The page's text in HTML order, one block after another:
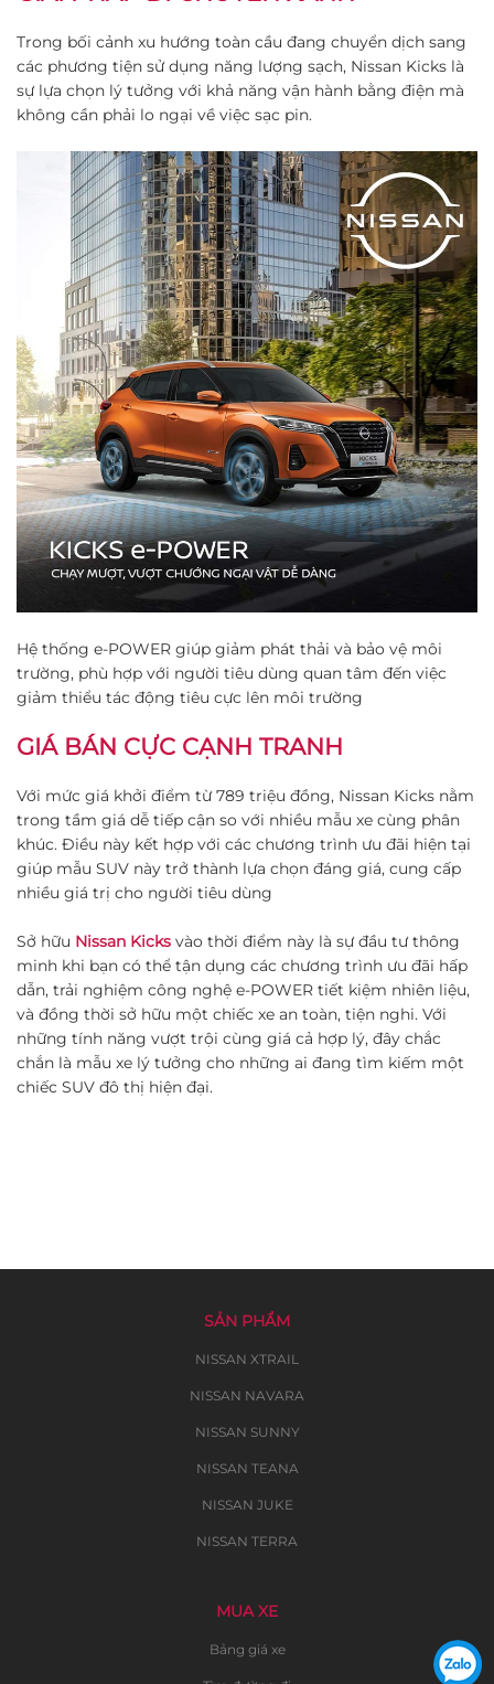
Trong bối cảnh xu hướng toàn cầu đang chuyển dịch sang
các phương tiện sử dụng năng lượng sạch, Nissan Kicks là
sự lựa chọn lý tưởng với khả năng vận hành bằng điện mà
không cần phải lo ngại về việc sạc pin.
Hệ thống e-POWER giúp giảm phát thải và bảo vệ môi
trường, phù hợp với người tiêu dùng quan tâm đến việc
giảm thiểu tác động tiêu cực lên môi trường​
GIÁ BÁN CỰC CẠNH TRANH
Với mức giá khởi điểm từ 789 triệu đồng, Nissan Kicks nằm
trong tầm giá dễ tiếp cận so với nhiều mẫu xe cùng phân
khúc. Điều này kết hợp với các chương trình ưu đãi hiện tại
giúp mẫu SUV này trở thành lựa chọn đáng giá, cung cấp
nhiều giá trị cho người tiêu dùng​
Sở hữu Nissan Kicks vào thời điểm này là sự đầu tư thông
minh khi bạn có thể tận dụng các chương trình ưu đãi hấp
dẫn, trải nghiệm công nghệ e-POWER tiết kiệm nhiên liệu,
và đồng thời sở hữu một chiếc xe an toàn, tiện nghi. Với
những tính năng vượt trội cùng giá cả hợp lý, đây chắc
chắn là mẫu xe lý tưởng cho những ai đang tìm kiếm một
chiếc SUV đô thị hiện đại.
SẢN PHẨM
NISSAN XTRAIL
NISSAN NAVARA
NISSAN SUNNY
NISSAN TEANA
NISSAN JUKE
NISSAN TERRA
MUA XE
Bảng giá xe